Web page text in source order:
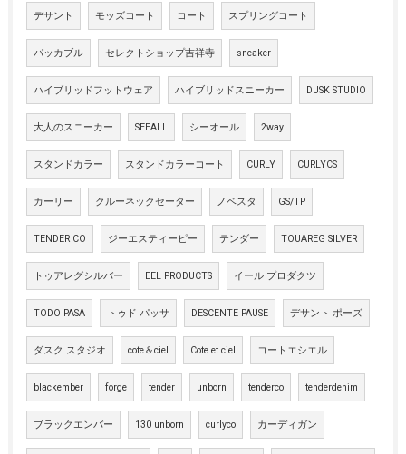
デサント モッズコート コート スプリングコート
パッカブル セレクトショップ吉祥寺 sneaker
ハイブリッドフットウェア ハイブリッドスニーカー DUSK STUDIO
大人のスニーカー SEEALL シーオール 2way
スタンドカラー スタンドカラーコート CURLY CURLYCS
カーリー クルーネックセーター ノベスタ GS/TP
TENDER CO ジーエスティーピー テンダー TOUAREG SILVER
トゥアレグシルバー EEL PRODUCTS イール プロダクツ
TODO PASA トゥド パッサ DESCENTE PAUSE デサント ポーズ
ダスク スタジオ cote＆ciel Cote et ciel コートエシエル
blackember forge tender unborn tenderco tenderdenim
ブラックエンバー 130 unborn curlyco カーディガン